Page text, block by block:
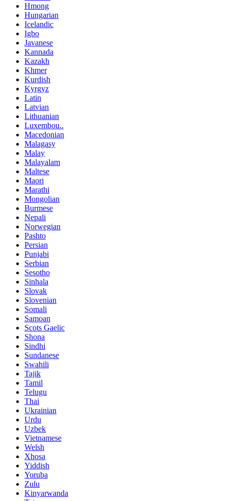
Hmong
Hungarian
Icelandic
Igbo
Javanese
Kannada
Kazakh
Khmer
Kurdish
Kyrgyz
Latin
Latvian
Lithuanian
Luxembou..
Macedonian
Malagasy
Malay
Malayalam
Maltese
Maori
Marathi
Mongolian
Burmese
Nepali
Norwegian
Pashto
Persian
Punjabi
Serbian
Sesotho
Sinhala
Slovak
Slovenian
Somali
Samoan
Scots Gaelic
Shona
Sindhi
Sundanese
Swahili
Tajik
Tamil
Telugu
Thai
Ukrainian
Urdu
Uzbek
Vietnamese
Welsh
Xhosa
Yiddish
Yoruba
Zulu
Kinyarwanda